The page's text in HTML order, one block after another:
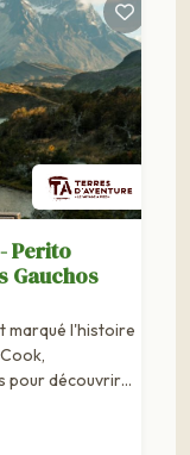
Perito
Gauchos
marqué l'histoire
pour découvrir